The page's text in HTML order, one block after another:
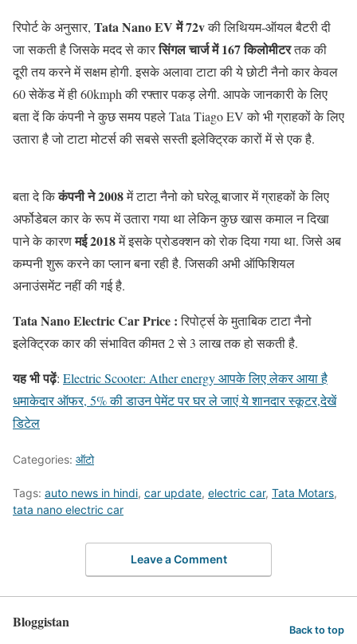
रिपोर्ट के अनुसार, Tata Nano EV में 72vकी लिथियम-ऑयल बैटरी दी
जा सकती है जिसके मदद से कारसिंगल चार्ज में 167 किलोमीटरतक की
दूरी तय करने में सक्षम होगी. इसके अलावा टाटा की ये छोटी नैनो कार केवल
60 सेकेंड में ही 60kmph की रफ्तार पकड़ लेगी. आपके जानकारी के लिए
बता दें कि कंपनी ने कुछ समय पहले Tata Tiago EV को भी ग्राहकों के लिए
उतारा है जो टाटा मोटर्स की सबसे सस्ती इलेक्ट्रिक कारों में से एक है.
बता दे किकंपनी ने 2008में टाटा नैनो को घरेलू बाजार में ग्राहकों के लिए
अर्फोडेबल कार के रूप में उतारा गया था लेकिन कुछ खास कमाल न दिखा
पाने के कारणमई 2018में इसके प्रोडक्शन को रोक दिया गया था. जिसे अब
कम्पनी शुरू करने का प्लान बना रही है. जिसकी अभी ऑफिशियल
अनाउंसमेंट नहीं की गई है.
Tata Nano Electric Car Price :रिपोर्ट्स के मुताबिक टाटा नैनो
इलेक्ट्रिक कार की संभावित कीमत 2 से 3 लाख तक हो सकती है.
यह भी पढ़ें: Electric Scooter: Ather energy आपके लिए लेकर आया है
धमाकेदार ऑफर, 5% की डाउन पेमेंट पर घर ले जाएं ये शानदार स्कूटर,देखें
डिटेल
Categories: ऑटो
Tags: auto news in hindi, car update, electric car, Tata Motars,
tata nano electric car
Leave a Comment
Bloggistan Back to top